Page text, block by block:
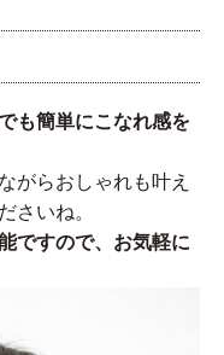
も簡単にこなれ感を
がらおしゃれも叶え
さいね。
ですので、お気軽に